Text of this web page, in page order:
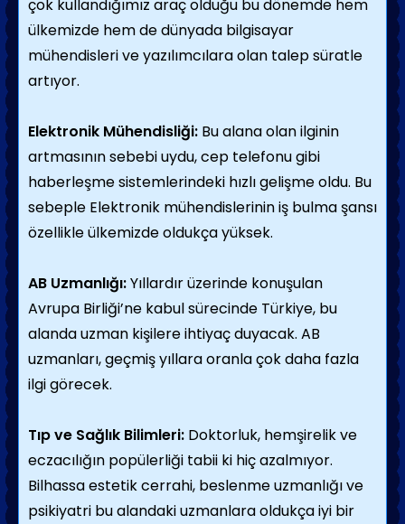
çok kullandığımız araç olduğu bu dönemde hem
ülkemizde hem de dünyada bilgisayar
mühendisleri ve yazılımcılara olan talep süratle
artıyor.
Elektronik Mühendisliği: Bu alana olan ilginin
artmasının sebebi uydu, cep telefonu gibi
haberleşme sistemlerindeki hızlı gelişme oldu. Bu
sebeple Elektronik mühendislerinin iş bulma şansı
özellikle ülkemizde oldukça yüksek.
AB Uzmanlığı:Yıllardır üzerinde konuşulan
Avrupa Birliği’ne kabul sürecinde Türkiye, bu
alanda uzman kişilere ihtiyaç duyacak. AB
uzmanları, geçmiş yıllara oranla çok daha fazla
ilgi görecek.
Tıp ve Sağlık Bilimleri: Doktorluk, hemşirelik ve
eczacılığın popülerliği tabii ki hiç azalmıyor.
Bilhassa estetik cerrahi, beslenme uzmanlığı ve
psikiyatri bu alandaki uzmanlara oldukça iyi bir